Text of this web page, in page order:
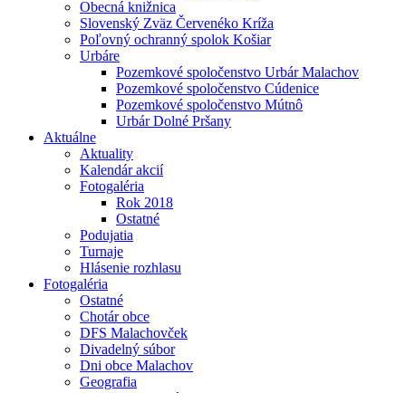
Obecná knižnica
Slovenský Zväz Červenéko Kríža
Poľovný ochranný spolok Košiar
Urbáre
Pozemkové spoločenstvo Urbár Malachov
Pozemkové spoločenstvo Cúdenice
Pozemkové spoločenstvo Mútnô
Urbár Dolné Pršany
Aktuálne
Aktuality
Kalendár akcií
Fotogaléria
Rok 2018
Ostatné
Podujatia
Turnaje
Hlásenie rozhlasu
Fotogaléria
Ostatné
Chotár obce
DFS Malachovček
Divadelný súbor
Dni obce Malachov
Geografia